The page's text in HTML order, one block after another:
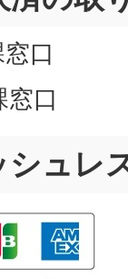
口
窓口
ュレ